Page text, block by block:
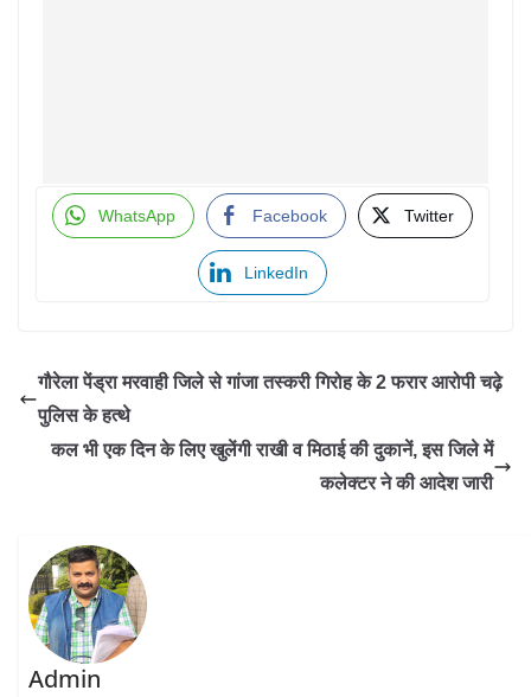
WhatsApp Facebook Twitter
LinkedIn
गौरेला पेंड्रा मरवाही जिले से गांजा तस्करी गिरोह के 2 फरार आरोपी चढ़े
पुलिस के हत्थे
कल भी एक दिन के लिए खुलेंगी राखी व मिठाई की दुकानें, इस जिले में
कलेक्टर ने की आदेश जारी
Admin